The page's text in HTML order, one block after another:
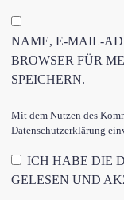
NAME, E-MAIL-
BROWSER FÜR
SPEICHERN.
Mit dem Nutzen des
Datenschutzerklärung
ICH HABE DIE
GELESEN UND